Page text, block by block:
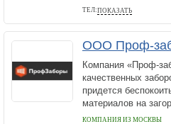
ТЕЛ:ПОКАЗАТЬ
+7 (912) 604-07-40
ООО Проф-
Компания «Проф-
качественных
придется
материалов на
КОМПАНИЯ ИЗ МОСКВЫ